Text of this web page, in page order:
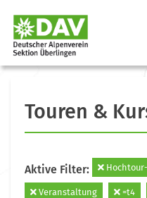
Touren &
Aktive Filter:
Veranstaltung =t4